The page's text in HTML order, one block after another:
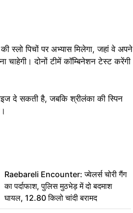
स्लो पिचों पर अभ्यास मिलेगा, जहां वे अपने
दोनों टीमें कॉम्बिनेशन टेस्ट करेंगी
दे सकती है, जबकि श्रीलंका की स्पिन
Raebareli Encounter: ज्वेलर्स चोरी गैंग
का पर्दाफाश, पुलिस मुठभेड़ में दो बदमाश
घायल, 12.80 किलो चांदी बरामद